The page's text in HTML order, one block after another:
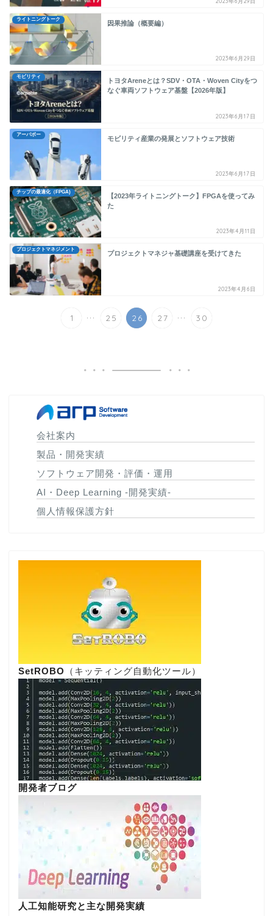
ライトニングトーク
因果推論（概要編）
2023年6月29日
モビリティ
トヨタAreneとは？SDV・OTA・Woven Cityをつ
なぐ車両ソフトウェア基盤【2026年版】
2023年6月17日
アーパボー
モビリティ産業の発展とソフトウェア技術
2023年6月17日
チップの最適化（FPGA)
【2023年ライトニングトーク】FPGAを使ってみ
た
2023年4月11日
プロジェクトマネジメント
プロジェクトマネジャ基礎講座を受けてきた
2023年4月6日
1 ... 25 26 27 ... 30
会社案内
製品・開発実績
ソフトウェア開発・評価・運用
AI・Deep Learning -開発実績-
個人情報保護方針
SetROBO （キッティング自動化ツール）
開発者ブログ
人工知能研究と主な開発実績